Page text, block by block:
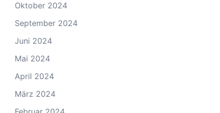
Oktober 2024
September 2024
Juni 2024
Mai 2024
April 2024
März 2024